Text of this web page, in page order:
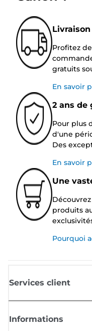
Profitez
gratuits
En savoir
2 ans de
Pour plus
d'une
Des
En savoir
Une
produits
Pourquoi
Services client
Informations